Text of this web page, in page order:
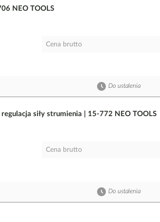
NEO TOOLS
Cena brutto
Do ustalenia
siły strumienia | 15-772 NEO TOOLS
Cena brutto
Do ustalenia